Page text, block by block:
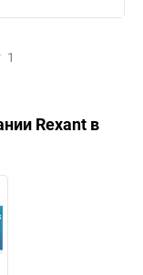
1
Rexant в